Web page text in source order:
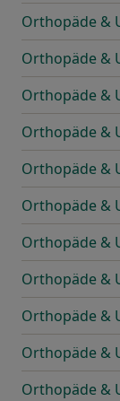
Orthopäde &
Orthopäde &
Orthopäde &
Orthopäde &
Orthopäde &
Orthopäde &
Orthopäde &
Orthopäde &
Orthopäde &
Orthopäde &
Orthopäde &